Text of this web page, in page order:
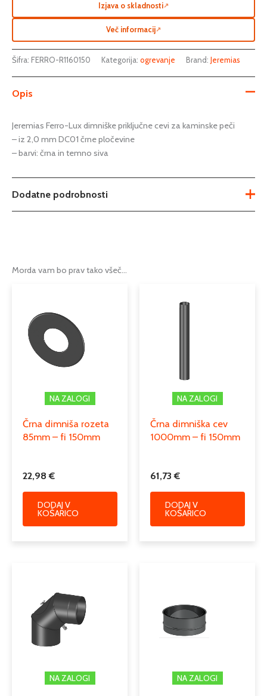
Izjava o skladnosti↗
Več informacij↗
Šifra: FERRO-R1160150 Kategorija: ogrevanje Brand: Jeremias
Opis
Jeremias Ferro-Lux dimniške priključne cevi za kaminske peči
– iz 2,0 mm DC01 črne pločevine
– barvi: črna in temno siva
Dodatne podrobnosti
Serija FERRO – LUX
Podkategorija2
Podkategorija3
Morda vam bo prav tako všeč…
NA ZALOGI
Črna dimniša rozeta
85mm – fi 150mm
22,98€
DODAJ V
KOŠARICO
NA ZALOGI
Črna dimniška cev
1000mm – fi 150mm
61,73€
DODAJ V
KOŠARICO
NA ZALOGI NA ZALOGI